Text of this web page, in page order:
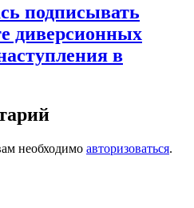
подписывать
диверсионных
в
необходимо авторизоваться.